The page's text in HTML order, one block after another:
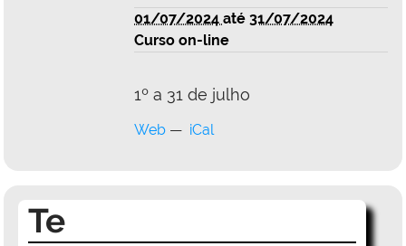
01/07/2024 até 31/07/2024
Curso on-line
1º a 31 de julho
Web iCal
Te